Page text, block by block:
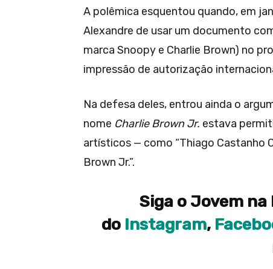
A polêmica esquentou quando, em
Alexandre de usar um documento
marca Snoopy e Charlie Brown) no
impressão de autorização
Na defesa deles, entrou ainda o
nome Charlie Brown Jr. estava
artísticos — como “Thiago Castanho
Brown Jr.”.
Siga o Jovem na
do Instagram,